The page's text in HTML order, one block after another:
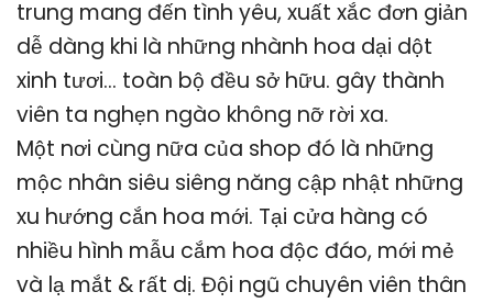
trung mang đến tình yêu, xuất xắc đơn giản
dễ dàng khi là những nhành hoa dại dột
xinh tươi… toàn bộ đều sở hữu. gây thành
viên ta nghẹn ngào không nỡ rời xa.
Một nơi cùng nữa của shop đó là những
mộc nhân siêu siêng năng cập nhật những
xu hướng cắn hoa mới. Tại cửa hàng có
nhiều hình mẫu cắm hoa độc đáo, mới mẻ
và lạ mắt & rất dị. Đội ngũ chuyên viên thân